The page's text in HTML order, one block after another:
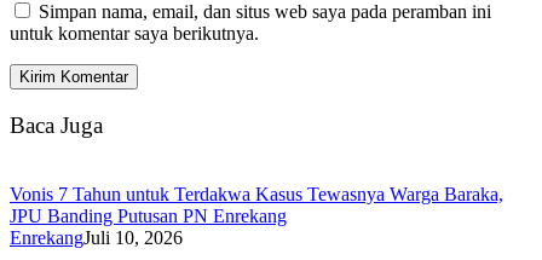
Simpan nama, email, dan situs web saya pada peramban ini
untuk komentar saya berikutnya.
Baca Juga
Vonis 7 Tahun untuk Terdakwa Kasus Tewasnya Warga Baraka,
JPU Banding Putusan PN Enrekang
EnrekangJuli 10, 2026